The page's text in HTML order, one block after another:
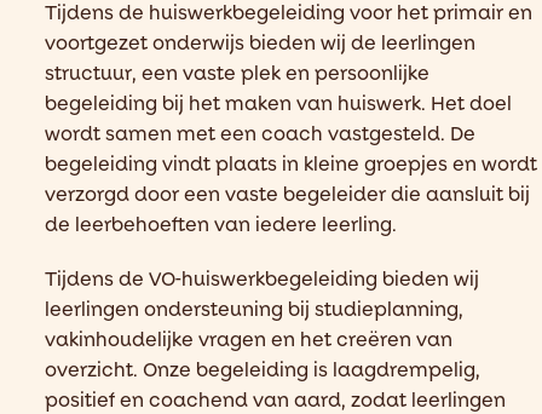
Tijdens de huiswerkbegeleiding voor het primair en
voortgezet onderwijs bieden wij de leerlingen
structuur, een vaste plek en persoonlijke
begeleiding bij het maken van huiswerk. Het doel
wordt samen met een coach vastgesteld. De
begeleiding vindt plaats in kleine groepjes en wordt
verzorgd door een vaste begeleider die aansluit bij
de leerbehoeften van iedere leerling.
Tijdens de VO-huiswerkbegeleiding bieden wij
leerlingen ondersteuning bij studieplanning,
vakinhoudelijke vragen en het creëren van
overzicht. Onze begeleiding is laagdrempelig,
positief en coachend van aard, zodat leerlingen